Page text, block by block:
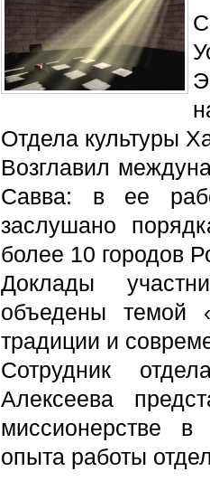
Отдела культуры
Возглавил
Савва: в ее
заслушано
более 10 городов
Доклады
объедены темой
традиции и
Сотрудник
Алексеева
миссионерстве
опыта работы